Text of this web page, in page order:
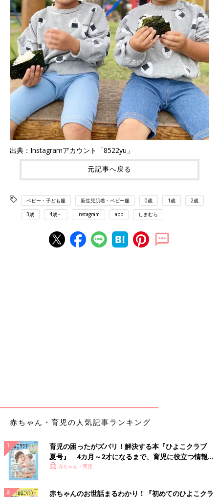
出典：Instagramアカウント「8522yu」
元記事へ戻る
ベビー・子ども服 新生児肌着・ベビー服 0歳 1歳 2歳
3歳 4歳～ Instagram app しまむら
赤ちゃん・育児の人気記事ランキング
育児の困ったがズバリ！解決する本『ひよこクラブ
夏号』 4カ月～2才になるまで、育児に役立つ情報が
いっぱい！
赤ちゃん・育児
赤ちゃんのお世話まるわかり！『初めてのひよこクラ